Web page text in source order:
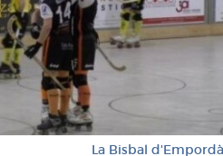
La Bisbal d'Empordà